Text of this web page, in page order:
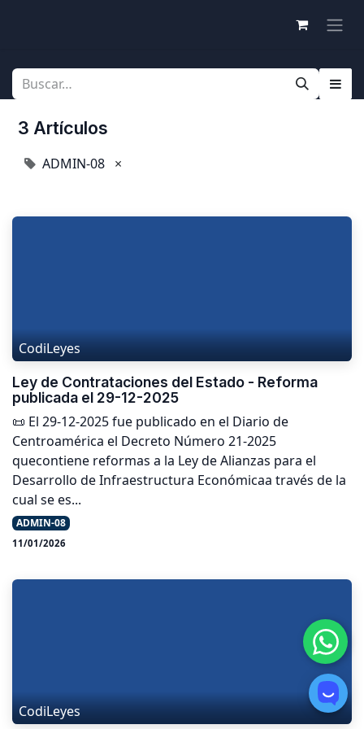
3 Artículos
ADMIN-08 ×
CodiLeyes
Ley de Contrataciones del Estado - Reforma
publicada el 29-12-2025
📜 El 29-12-2025 fue publicado en el Diario de
Centroamérica el Decreto Número 21-2025
quecontiene reformas a la Ley de Alianzas para el
Desarrollo de Infraestructura Económicaa través de la
cual se es...
ADMIN-08
11/01/2026
CodiLeyes